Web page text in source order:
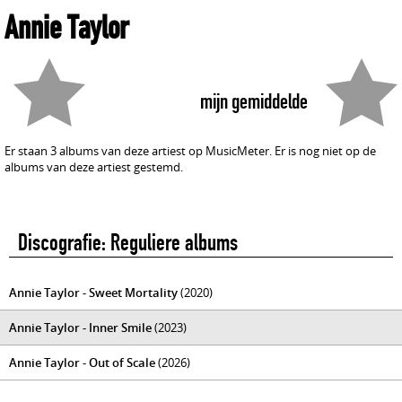
Annie Taylor
mijn gemiddelde
Er staan 3 albums van deze artiest op MusicMeter. Er is nog niet op de
albums van deze artiest gestemd.
Discografie: Reguliere albums
Annie Taylor - Sweet Mortality(2020)
Annie Taylor - Inner Smile(2023)
Annie Taylor - Out of Scale(2026)